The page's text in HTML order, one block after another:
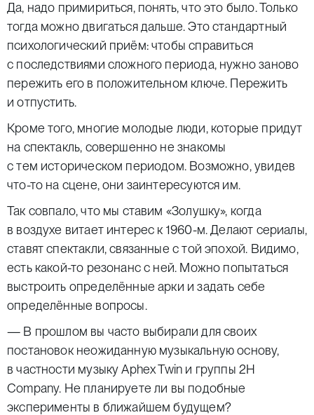
Да, надо примириться, понять, что это было. Только
тогда можно двигаться дальше. Это стандартный
психологический приём: чтобы справиться
с последствиями сложного периода, нужно заново
пережить его в положительном ключе. Пережить
и отпустить.
Кроме того, многие молодые люди, которые придут
на спектакль, совершенно не знакомы
с тем историческом периодом. Возможно, увидев
что-то на сцене, они заинтересуются им.
Так совпало, что мы ставим «Золушку», когда
в воздухе витает интерес к 1960-м. Делают сериалы,
ставят спектакли, связанные с той эпохой. Видимо,
есть какой-то резонанс с ней. Можно попытаться
выстроить определённые арки и задать себе
определённые вопросы.
— В прошлом вы часто выбирали для своих
постановок неожиданную музыкальную основу,
в частности музыку Aphex Twin и группы 2H
Company. Не планируете ли вы подобные
эксперименты в ближайшем будущем?